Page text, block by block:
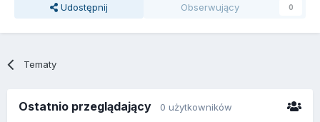
Udostępnij Obserwujący 0
Tematy
Ostatnio przeglądający 0 użytkowników